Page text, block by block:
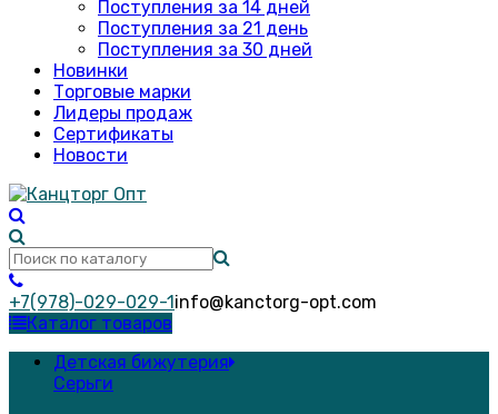
Поступления за 14 дней
Поступления за 21 день
Поступления за 30 дней
Новинки
Торговые марки
Лидеры продаж
Сертификаты
Новости
+7(978)-029-029-1info@kanctorg-opt.com
Каталог товаров
Детская бижутерия
Серьги